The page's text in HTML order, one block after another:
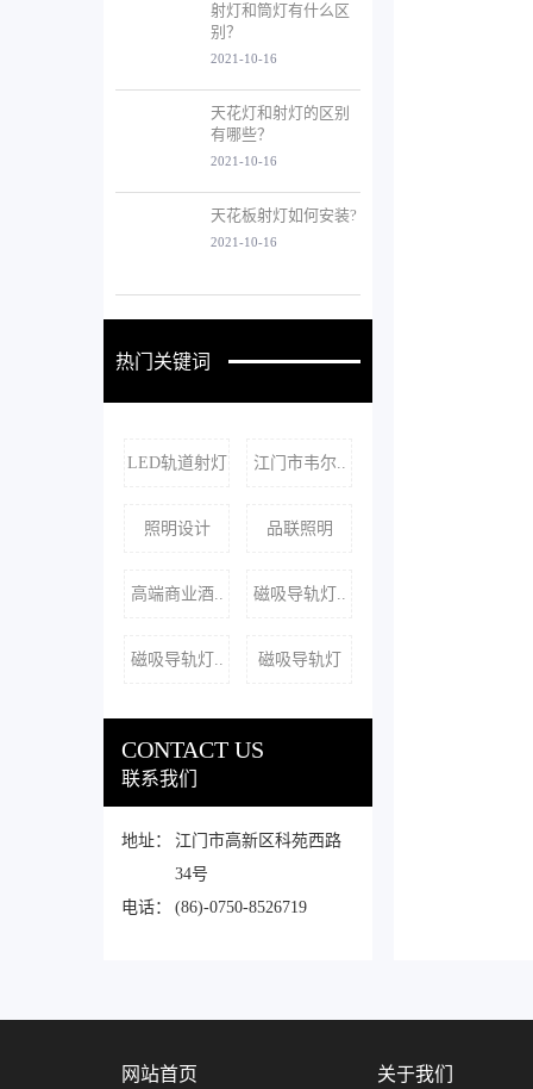
射灯和筒灯有什么区
别？
2021-10-16
天花灯和射灯的区别
有哪些？
2021-10-16
天花板射灯如何安装?
2021-10-16
热门关键词
LED轨道射灯 江门市韦尔..
照明设计 品联照明
高端商业酒.. 磁吸导轨灯..
磁吸导轨灯.. 磁吸导轨灯
CONTACT US
联系我们
地址：
江门市高新区科苑西路
34号
电话：
(86)-0750-8526719
网站首页 关于我们